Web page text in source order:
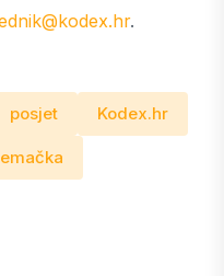
.
posjet Kodex.hr